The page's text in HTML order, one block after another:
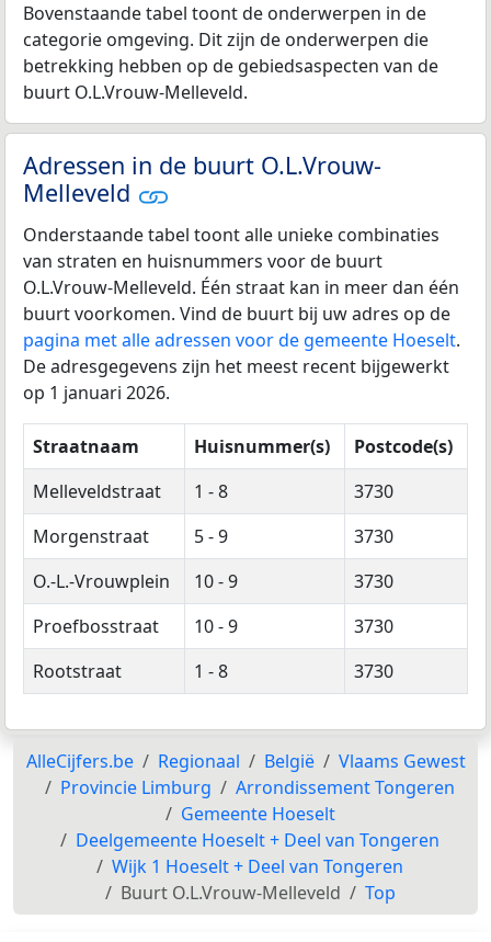
Bovenstaande tabel toont de onderwerpen in de
categorie omgeving. Dit zijn de onderwerpen die
betrekking hebben op de gebiedsaspecten van de
buurt O.L.Vrouw-Melleveld.
Adressen in de buurt O.L.Vrouw-
Melleveld
Onderstaande tabel toont alle unieke combinaties
van straten en huisnummers voor de buurt
O.L.Vrouw-Melleveld. Één straat kan in meer dan één
buurt voorkomen. Vind de buurt bij uw adres op de
pagina met alle adressen voor de gemeente Hoeselt.
De adresgegevens zijn het meest recent bijgewerkt
op 1 januari 2026.
Straatnaam Huisnummer(s)
Postcode(s)
Melleveldstraat
1 - 8
3730
Morgenstraat
5 - 9
3730
O.-L.-Vrouwplein
10 - 9
3730
Proefbosstraat
10 - 9
3730
Rootstraat
1 - 8 3730
AlleCijfers.be Regionaal België
Vlaams Gewest
Provincie Limburg
Arrondissement Tongeren
Gemeente Hoeselt
Deelgemeente Hoeselt + Deel van Tongeren
Wijk 1 Hoeselt + Deel van Tongeren
Buurt O.L.Vrouw-Melleveld
Top